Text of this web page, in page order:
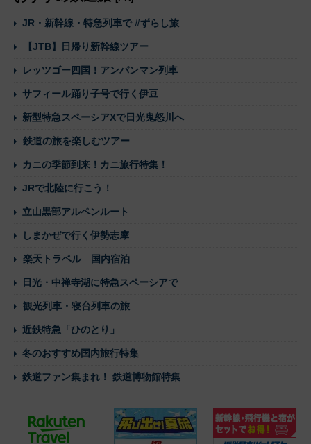
JR・新幹線・特急列車で #ずらし旅
【JTB】日帰り新幹線ツアー
レッツゴー四国！アンパンマン列車
サフィール踊り子号で行く伊豆
新型特急スペーシアXで日光鬼怒川へ
鉄道の旅を楽しむツアー
カニの季節到来！カニ旅行特集！
JRで北陸に行こう！
立山黒部アルペンルート
しまかぜで行く伊勢志摩
楽天トラベル 国内宿泊
日光・中禅寺湖に特急スペーシアで
観光列車・寝台列車の旅
近鉄特急「ひのとり」
冬のおすすめ国内旅行特集
鉄道ファン集まれ！ 鉄道博物館特集